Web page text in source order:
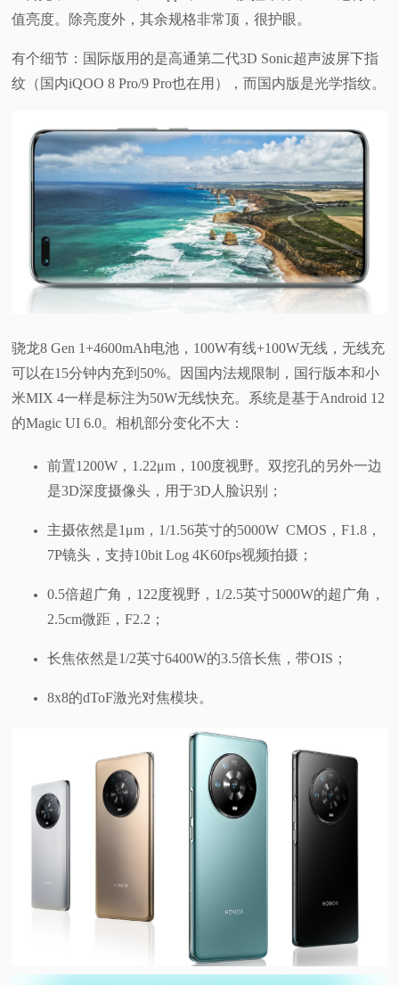
值亮度。除亮度外，其余规格非常顶，很护眼。
有个细节：国际版用的是高通第二代3D Sonic超声波屏下指
纹（国内iQOO 8 Pro/9 Pro也在用），而国内版是光学指纹。
骁龙8 Gen 1+4600mAh电池，100W有线+100W无线，无线充
可以在15分钟内充到50%。因国内法规限制，国行版本和小
米MIX 4一样是标注为50W无线快充。系统是基于Android 12
的Magic UI 6.0。相机部分变化不大：
前置1200W，1.22μm，100度视野。双挖孔的另外一边
是3D深度摄像头，用于3D人脸识别；
主摄依然是1μm，1/1.56英寸的5000W CMOS，F1.8，
7P镜头，支持10bit Log 4K60fps视频拍摄；
0.5倍超广角，122度视野，1/2.5英寸5000W的超广角，
2.5cm微距，F2.2；
长焦依然是1/2英寸6400W的3.5倍长焦，带OIS；
8x8的dToF激光对焦模块。